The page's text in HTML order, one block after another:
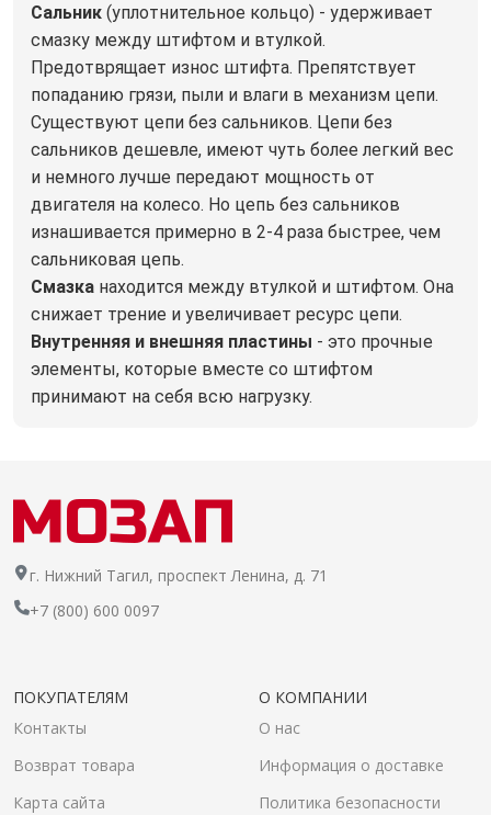
Сальник (уплотнительное кольцо) - удерживает
смазку между штифтом и втулкой.
Предотврящает износ штифта. Препятствует
попаданию грязи, пыли и влаги в механизм цепи.
Существуют цепи без сальников. Цепи без
сальников дешевле, имеют чуть более легкий вес
и немного лучше передают мощность от
двигателя на колесо. Но цепь без сальников
изнашивается примерно в 2-4 раза быстрее, чем
сальниковая цепь.
Смазка находится между втулкой и штифтом. Она
снижает трение и увеличивает ресурс цепи.
Внутренняя и внешняя пластины - это прочные
элементы, которые вместе со штифтом
принимают на себя всю нагрузку.
г. Нижний Тагил, проспект Ленина, д. 71
+7 (800) 600 0097
ПОКУПАТЕЛЯМ
Контакты
Возврат товара
Карта сайта
О КОМПАНИИ
О нас
Информация о доставке
Политика безопасности